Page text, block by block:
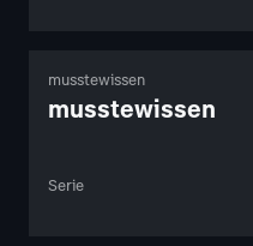
musstewissen
musstewissen
Serie